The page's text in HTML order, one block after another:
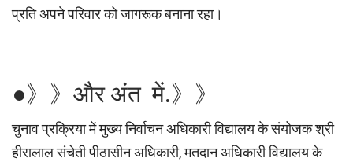
प्रति अपने परिवार को जागरूक बनाना रहा।
●》》और अंत में.》》
चुनाव प्रक्रिया में मुख्य निर्वाचन अधिकारी विद्यालय के संयोजक श्री
हीरालाल संचेती पीठासीन अधिकारी, मतदान अधिकारी विद्यालय के